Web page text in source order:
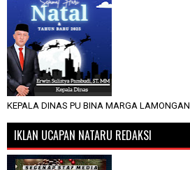
KEPALA DINAS PU BINA MARGA LAMONGAN
IKLAN UCAPAN NATARU REDAKSI